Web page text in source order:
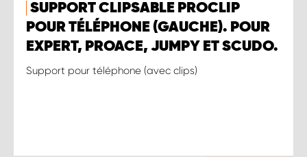
SUPPORT CLIPSABLE PROCLIP
POUR TÉLÉPHONE (GAUCHE). POUR
EXPERT, PROACE, JUMPY ET SCUDO.
Support pour téléphone (avec clips)